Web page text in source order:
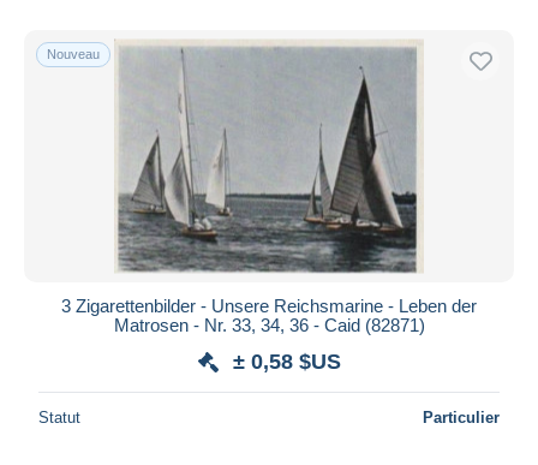
Nouveau
3 Zigarettenbilder - Unsere Reichsmarine - Leben der
Matrosen - Nr. 33, 34, 36 - Caid (82871)
± 0,58 $US
Statut Particulier